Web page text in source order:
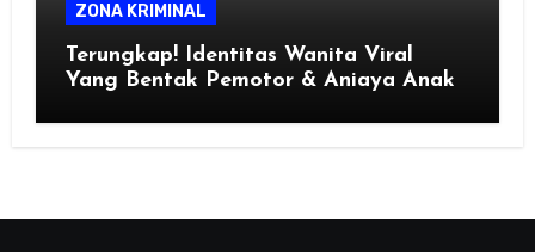
ZONA KRIMINAL
Terungkap! Identitas Wanita Viral
Yang Bentak Pemotor & Aniaya Anak